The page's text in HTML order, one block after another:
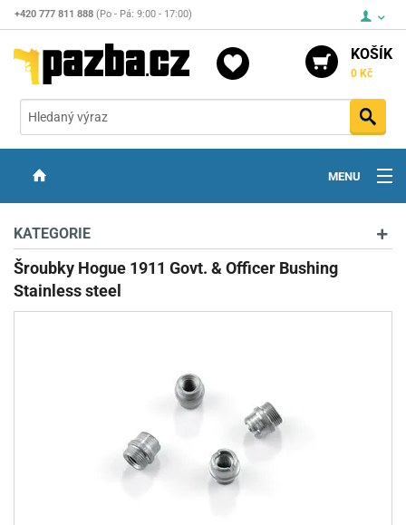
+420 777 811 888 (Po - Pá: 9:00 - 17:00)
KOŠÍK
0 Kč
MENU
STŘELIVO
KATEGORIE
Šroubky Hogue 1911 Govt. & Officer Bushing
Stainless steel